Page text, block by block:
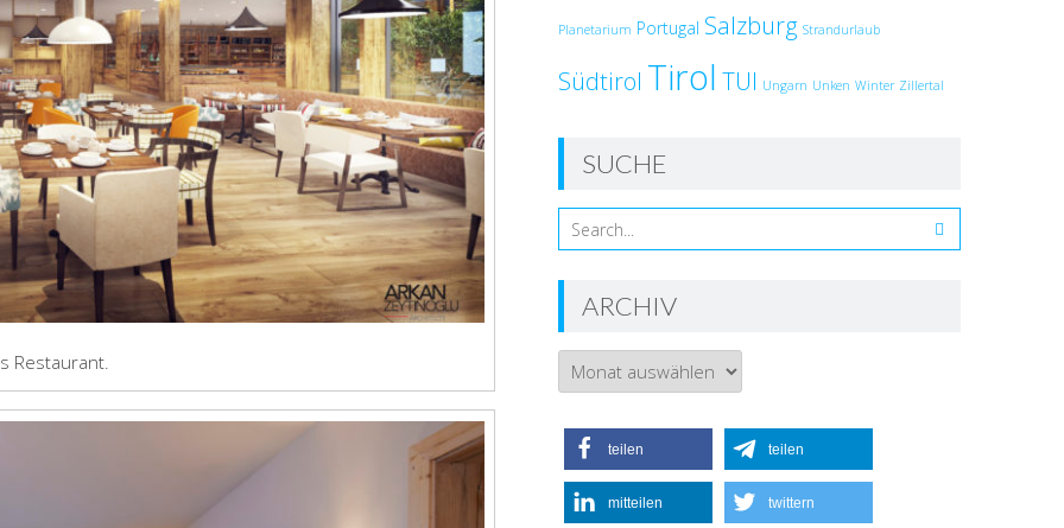
Restaurant.
Planetarium Portugal Salzburg Strandurlaub
Südtirol Tirol TUI Ungarn Unken Winter Zillertal
SUCHE
ARCHIV
Archiv
teilen teilen
mitteilen twittern